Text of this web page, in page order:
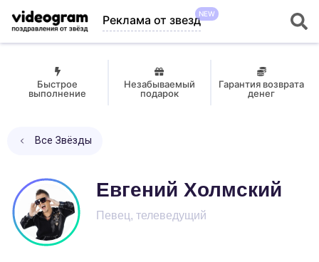
Реклама от звездNEW
Быстрое
выполнение
Незабываемый
подарок
Гарантия возврата
денег
Все Звёзды
Евгений Холмский
Певец, телеведущий